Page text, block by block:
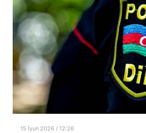
15 İyun 2026 / 12:26